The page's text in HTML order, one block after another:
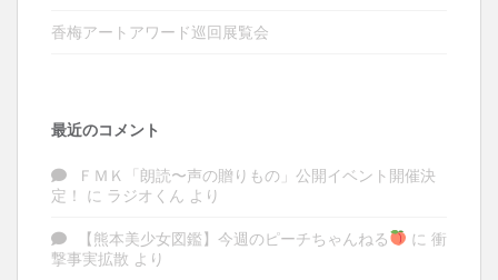
香梅アートアワード巡回展覧会
最近のコメント
ＦＭＫ「朗読〜声の贈りもの」公開イベント開催決
定！ に ラジオくん より
【熊本美少女図鑑】今週のピーチちゃんねる に 衝
撃事実拡散 より